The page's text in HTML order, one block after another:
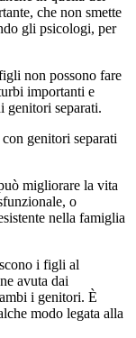
che non smette
gli psicologi, per
non possono fare
importanti e
genitori separati.
genitori separati
migliorare la vita
o
nella famiglia
i figli al
avuta dai
i genitori. È
modo legata alla